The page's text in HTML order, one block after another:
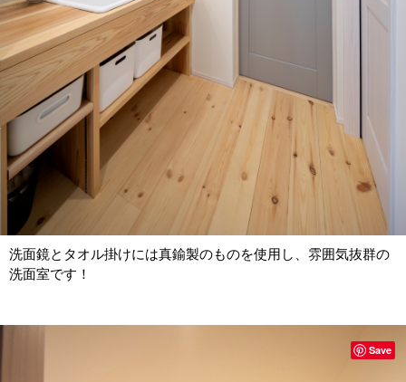
洗面鏡とタオル掛けには真鍮製のものを使用し、雰囲気抜群の
洗面室です！
Save